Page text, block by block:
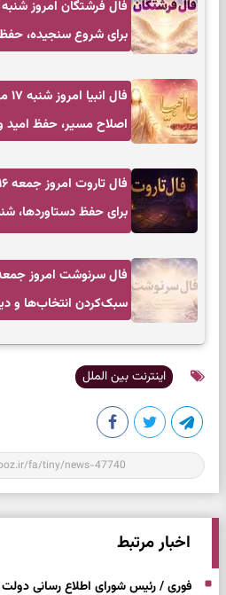
برای شروع سنجیده،
اصلاح مسیر، حفظ
برای حفظ دستاوردها،
سبک‌کردن انتخاب‌ها و
اینترنت بین الملل
اخبار مرتبط
فوری / رئیس شورای اطلاع رسانی دولت